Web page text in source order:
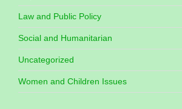
Law and Public Policy
Social and Humanitarian
Uncategorized
Women and Children Issues